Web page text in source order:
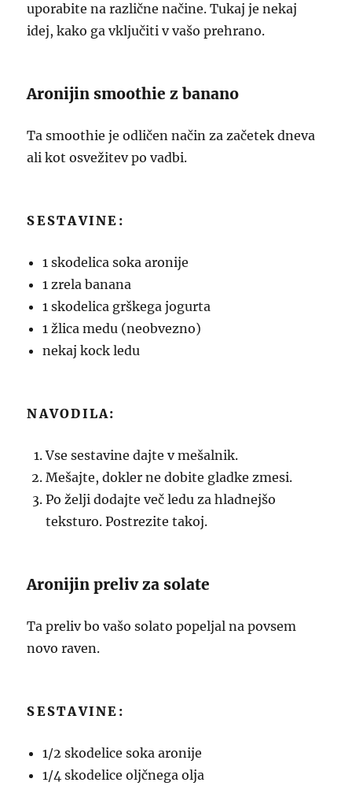
uporabite na različne načine. Tukaj je nekaj
idej, kako ga vključiti v vašo prehrano.
Aronijin smoothie z banano
Ta smoothie je odličen način za začetek dneva
ali kot osvežitev po vadbi.
SESTAVINE:
1 skodelica soka aronije
1 zrela banana
1 skodelica grškega jogurta
1 žlica medu (neobvezno)
nekaj kock ledu
NAVODILA:
Vse sestavine dajte v mešalnik.
Mešajte, dokler ne dobite gladke zmesi.
Po želji dodajte več ledu za hladnejšo
teksturo. Postrezite takoj.
Aronijin preliv za solate
Ta preliv bo vašo solato popeljal na povsem
novo raven.
SESTAVINE:
1/2 skodelice soka aronije
1/4 skodelice oljčnega olja